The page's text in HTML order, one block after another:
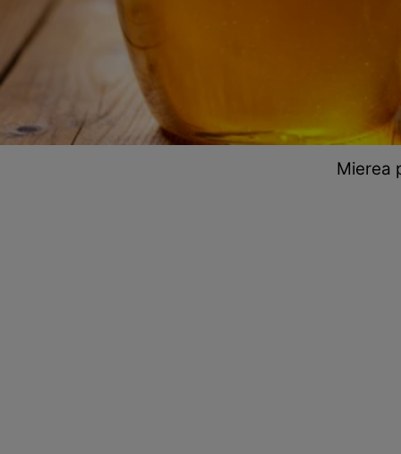
Mierea